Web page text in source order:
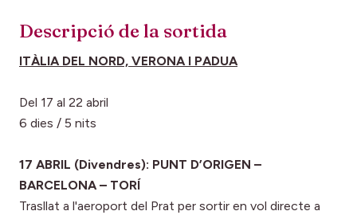
Descripció de la sortida
ITÀLIA DEL NORD, VERONA I PADUA
Del 17 al 22 abril
6 dies / 5 nits
17 ABRIL (Divendres): PUNT D’ORIGEN –
BARCELONA – TORÍ
Trasllat a l'aeroport del Prat per sortir en vol directe a